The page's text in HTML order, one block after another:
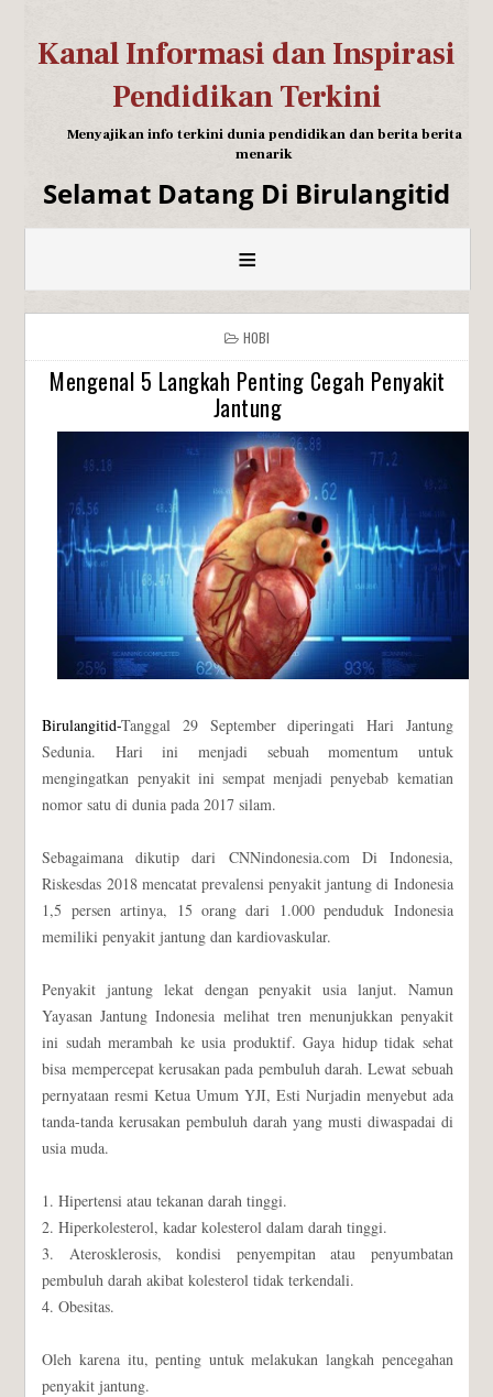
Kanal Informasi dan Inspirasi
Pendidikan Terkini
Menyajikan info terkini dunia pendidikan dan berita berita
menarik
Selamat Datang Di Birulangitid
≡
HOBI
Mengenal 5 Langkah Penting Cegah Penyakit
Jantung
Birulangitid-Tanggal 29 September diperingati Hari Jantung
Sedunia. Hari ini menjadi sebuah momentum untuk
mengingatkan penyakit ini sempat menjadi penyebab kematian
nomor satu di dunia pada 2017 silam.
Sebagaimana dikutip dari CNNindonesia.com Di Indonesia,
Riskesdas 2018 mencatat prevalensi penyakit jantung di Indonesia
1,5 persen artinya, 15 orang dari 1.000 penduduk Indonesia
memiliki penyakit jantung dan kardiovaskular.
Penyakit jantung lekat dengan penyakit usia lanjut. Namun
Yayasan Jantung Indonesia melihat tren menunjukkan penyakit
ini sudah merambah ke usia produktif. Gaya hidup tidak sehat
bisa mempercepat kerusakan pada pembuluh darah. Lewat sebuah
pernyataan resmi Ketua Umum YJI, Esti Nurjadin menyebut ada
tanda-tanda kerusakan pembuluh darah yang musti diwaspadai di
usia muda.
1. Hipertensi atau tekanan darah tinggi.
2. Hiperkolesterol, kadar kolesterol dalam darah tinggi.
3. Aterosklerosis, kondisi penyempitan atau penyumbatan
pembuluh darah akibat kolesterol tidak terkendali.
4. Obesitas.
Oleh karena itu, penting untuk melakukan langkah pencegahan
penyakit jantung.